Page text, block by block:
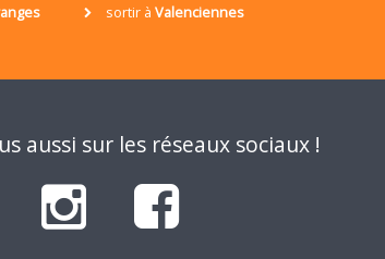
sortir à Valenciennes
aussi sur les réseaux sociaux !